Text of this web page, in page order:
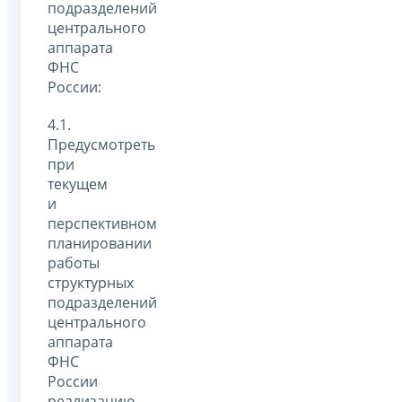
подразделений
центрального
аппарата
ФНС
России:
4.1.
Предусмотреть
при
текущем
и
перспективном
планировании
работы
структурных
подразделений
центрального
аппарата
ФНС
России